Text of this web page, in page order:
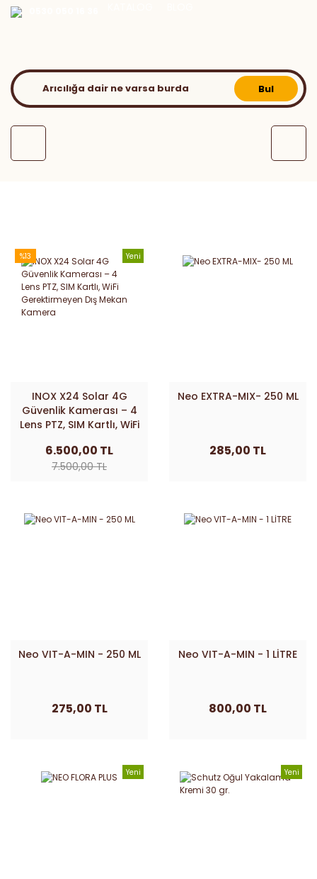
Bul
%13 Yeni
INOX X24 Solar 4G
Güvenlik Kamerası – 4
Lens PTZ, SIM Kartlı, WiFi
Mekan Kamera
6.500,00 TL
7.500,00 TL
Neo EXTRA-MIX- 250 ML
285,00 TL
Neo VIT-A-MIN - 250 ML
275,00 TL
Neo VIT-A-MIN - 1 LİTRE
800,00 TL
Yeni Yeni